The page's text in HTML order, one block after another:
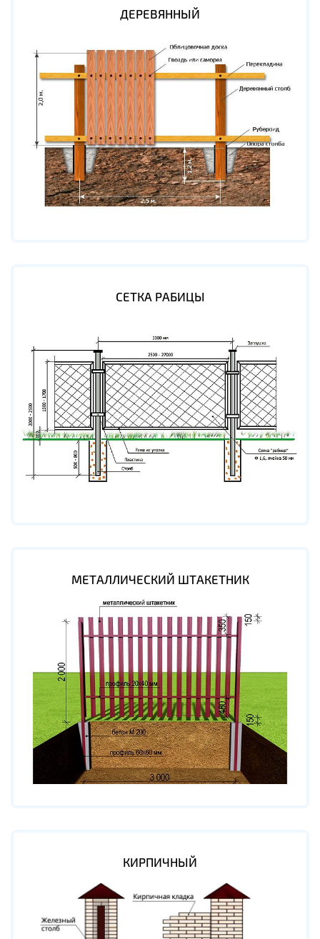
ДЕРЕВЯННЫЙ
СЕТКА РАБИЦЫ
МЕТАЛЛИЧЕСКИЙ ШТАКЕТНИК
КИРПИЧНЫЙ